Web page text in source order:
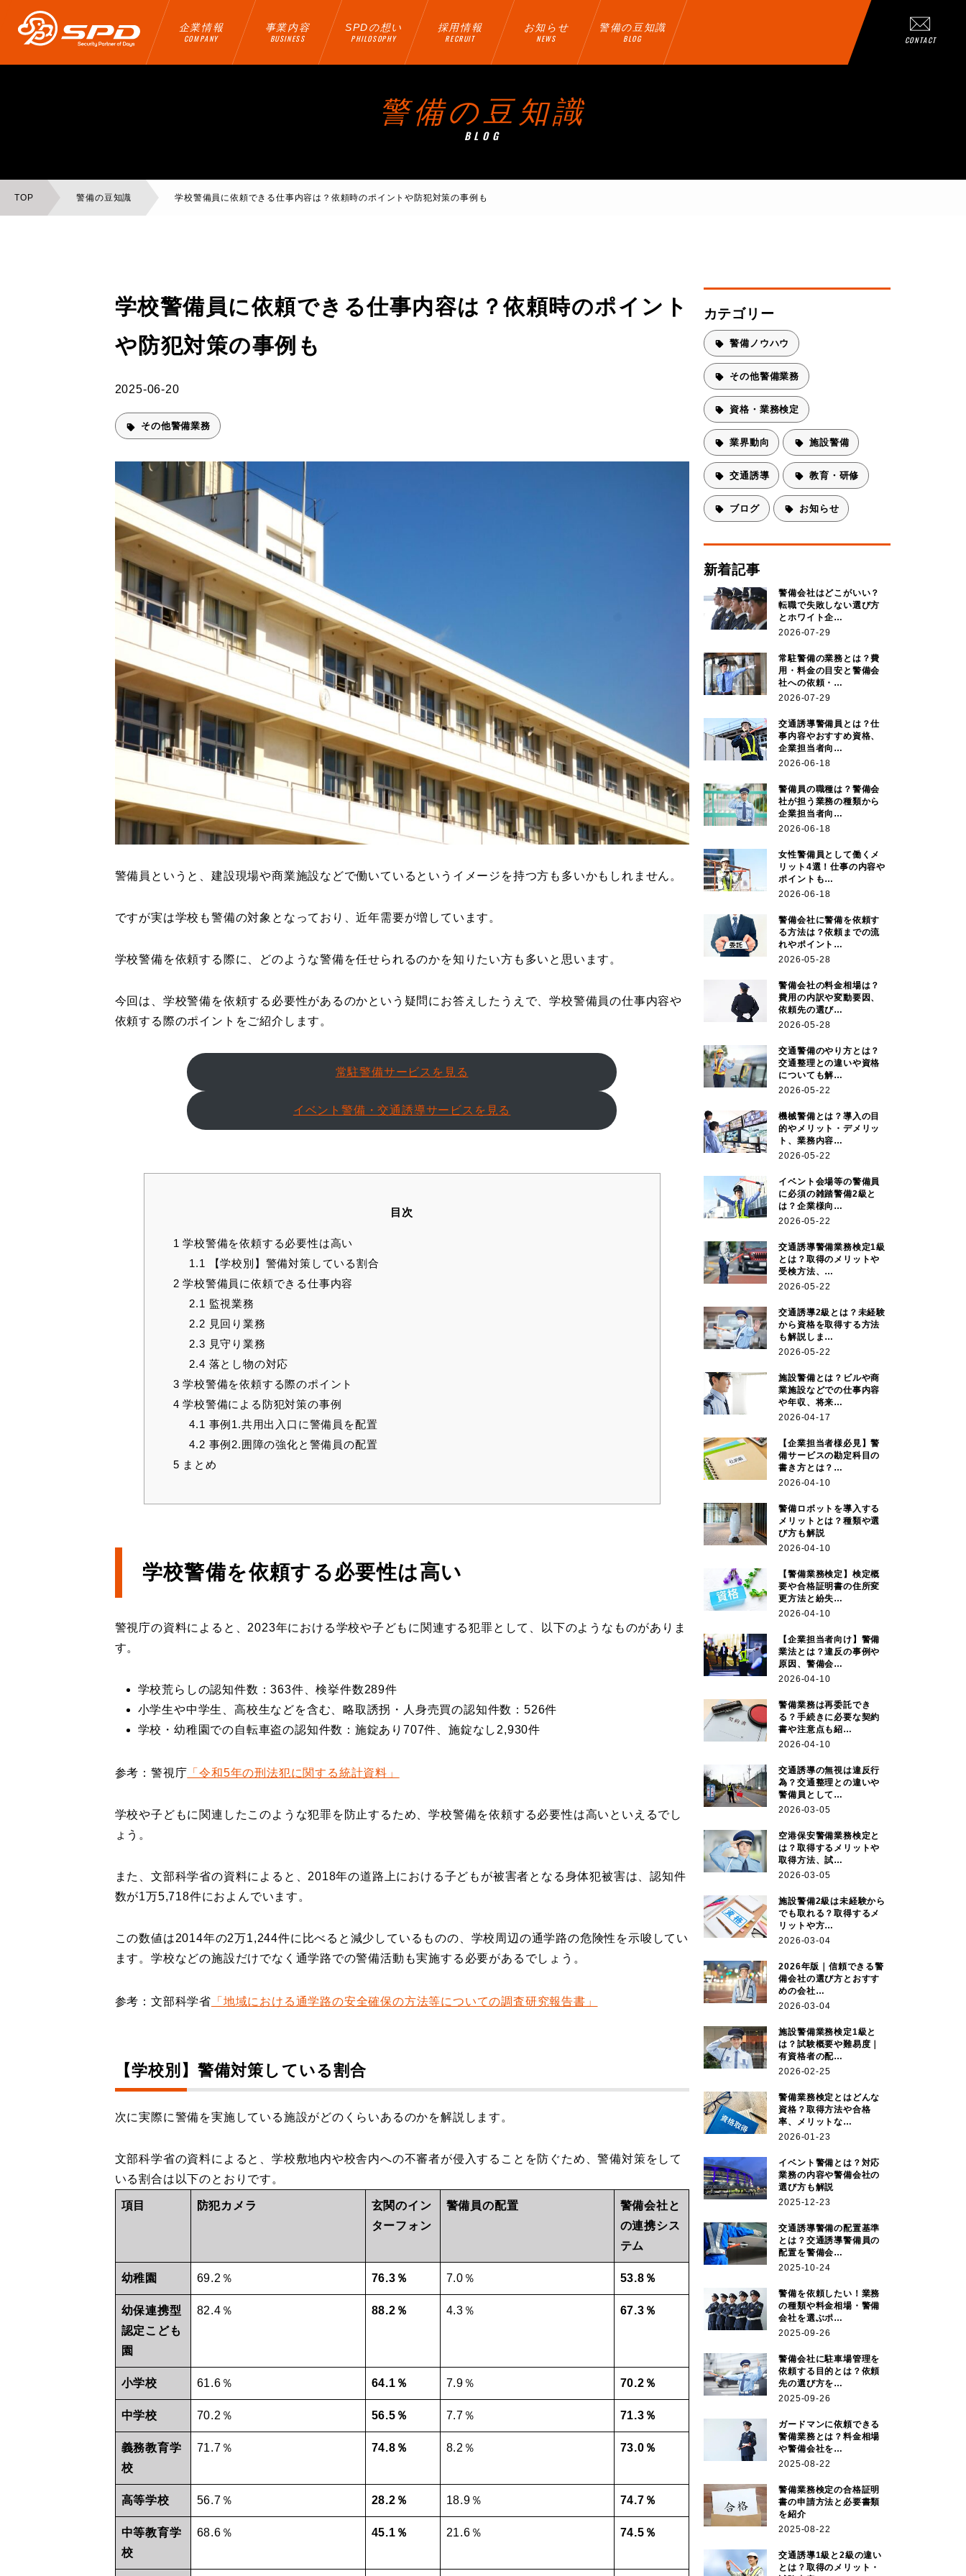
企業情報
COMPANY
事業内容
BUSINESS
SPDの想い
PHILOSOPHY
採用情報
RECRUIT
お知らせ
NEWS
警備の豆知識
BLOG CONTACT
警備の豆知識
BLOG
TOP 警備の豆知識 学校警備員に依頼できる仕事内容は？依頼時のポイントや防犯対策の事例も
学校警備員に依頼できる仕事内容は？依頼時のポイント
や防犯対策の事例も
2025-06-20
その他警備業務
警備員というと、建設現場や商業施設などで働いているというイメージを持つ方も多いかもしれません。
ですが実は学校も警備の対象となっており、近年需要が増しています。
学校警備を依頼する際に、どのような警備を任せられるのかを知りたい方も多いと思います。
今回は、学校警備を依頼する必要性があるのかという疑問にお答えしたうえで、学校警備員の仕事内容や
依頼する際のポイントをご紹介します。
常駐警備サービスを見る
イベント警備・交通誘導サービスを見る
目次
1 学校警備を依頼する必要性は高い
1.1
【学校別】警備対策している割合
2 学校警備員に依頼できる仕事内容
2.1 監視業務
2.2 見回り業務
2.3 見守り業務
2.4 落とし物の対応
3 学校警備を依頼する際のポイント
4 学校警備による防犯対策の事例
4.1 事例1.共用出入口に警備員を配置
4.2 事例2.囲障の強化と警備員の配置
5 まとめ
学校警備を依頼する必要性は高い
警視庁の資料によると、2023年における学校や子どもに関連する犯罪として、以下のようなものがありま
す。
学校荒らしの認知件数：363件、検挙件数289件
小学生や中学生、高校生などを含む、略取誘拐・人身売買の認知件数：526件
学校・幼稚園での自転車盗の認知件数：施錠あり707件、施錠なし2,930件
参考：警視庁 「令和5年の刑法犯に関する統計資料」
学校や子どもに関連したこのような犯罪を防止するため、学校警備を依頼する必要性は高いといえるでし
ょう。
また、文部科学省の資料によると、2018年の道路上における子どもが被害者となる身体犯被害は、認知件
数が1万5,718件におよんでいます。
この数値は2014年の2万1,244件に比べると減少しているものの、学校周辺の通学路の危険性を示唆してい
ます。学校などの施設だけでなく通学路での警備活動も実施する必要があるでしょう。
参考：文部科学省 「地域における通学路の安全確保の方法等についての調査研究報告書」
【学校別】警備対策している割合
次に実際に警備を実施している施設がどのくらいあるのかを解説します。
文部科学省の資料によると、学校敷地内や校舎内への不審者が侵入することを防ぐため、警備対策をして
いる割合は以下のとおりです。
項目 防犯カメラ
玄関のイン
ターフォン
警備員の配置
警備会社と
の連携シス
テム
幼稚園 69.2％ 76.3％ 7.0％ 53.8％
幼保連携型
認定こども
園
82.4％ 88.2％ 4.3％ 67.3％
小学校 61.6％ 64.1％ 7.9％ 70.2％
中学校 70.2％ 56.5％ 7.7％ 71.3％
義務教育学
校
71.7％ 74.8％ 8.2％ 73.0％
高等学校 56.7％ 28.2％ 18.9％ 74.7％
中等教育学
校
68.6％ 45.1％ 21.6％ 74.5％
カテゴリー
警備ノウハウ
その他警備業務
資格・業務検定
業界動向 施設警備
交通誘導 教育・研修
ブログ お知らせ
新着記事
警備会社はどこがいい？
転職で失敗しない選び方
とホワイト企…
2026-07-29
常駐警備の業務とは？費
用・料金の目安と警備会
社への依頼・…
2026-07-29
交通誘導警備員とは？仕
事内容やおすすめ資格、
企業担当者向…
2026-06-18
警備員の職種は？警備会
社が担う業務の種類から
企業担当者向…
2026-06-18
女性警備員として働くメ
リット4選！仕事の内容や
ポイントも…
2026-06-18
警備会社に警備を依頼す
る方法は？依頼までの流
れやポイント…
2026-05-28
警備会社の料金相場は？
費用の内訳や変動要因、
依頼先の選び…
2026-05-28
交通警備のやり方とは？
交通整理との違いや資格
についても解…
2026-05-22
機械警備とは？導入の目
的やメリット・デメリッ
ト、業務内容…
2026-05-22
イベント会場等の警備員
に必須の雑踏警備2級と
は？企業様向…
2026-05-22
交通誘導警備業務検定1級
とは？取得のメリットや
受検方法、…
2026-05-22
交通誘導2級とは？未経験
から資格を取得する方法
も解説しま…
2026-05-22
施設警備とは？ビルや商
業施設などでの仕事内容
や年収、将来…
2026-04-17
【企業担当者様必見】警
備サービスの勘定科目の
書き方とは？…
2026-04-10
警備ロボットを導入する
メリットとは？種類や選
び方も解説
2026-04-10
【警備業務検定】検定概
要や合格証明書の住所変
更方法と紛失…
2026-04-10
【企業担当者向け】警備
業法とは？違反の事例や
原因、警備会…
2026-04-10
警備業務は再委託でき
る？手続きに必要な契約
書や注意点も紹…
2026-04-10
交通誘導の無視は違反行
為？交通整理との違いや
警備員として…
2026-03-05
空港保安警備業務検定と
は？取得するメリットや
取得方法、試…
2026-03-05
施設警備2級は未経験から
でも取れる？取得するメ
リットや方…
2026-03-04
2026年版｜信頼できる警
備会社の選び方とおすす
めの会社…
2026-03-04
施設警備業務検定1級と
は？試験概要や難易度｜
有資格者の配…
2026-02-25
警備業務検定とはどんな
資格？取得方法や合格
率、メリットな…
2026-01-23
イベント警備とは？対応
業務の内容や警備会社の
選び方も解説
2025-12-23
交通誘導警備の配置基準
とは？交通誘導警備員の
配置を警備会…
2025-10-24
警備を依頼したい！業務
の種類や料金相場・警備
会社を選ぶポ…
2025-09-26
警備会社に駐車場管理を
依頼する目的とは？依頼
先の選び方を…
2025-09-26
ガードマンに依頼できる
警備業務とは？料金相場
や警備会社を…
2025-08-22
警備業務検定の合格証明
書の申請方法と必要書類
を紹介
2025-08-22
交通誘導1級と2級の違い
とは？取得のメリット・